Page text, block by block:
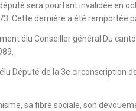
sera pourtant invalidée en
Cette dernière a été remportée
élu Conseiller général Du
Député de la 3e circonscription
sa fibre sociale, son